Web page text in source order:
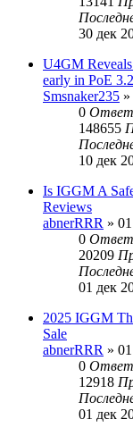
30 дек
U4GM
early in PoE
Smsnaker235
0
148655
10 дек
Is IGGM A
Reviews
abnerRRR »
0
20209
01 дек
2025 IGGM
Sale
abnerRRR »
0
12918
01 дек